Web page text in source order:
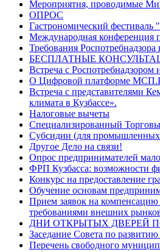
Мероприятия, проводимые
ОПРОС
Гастрономический
Международная
Требования
БЕСПЛАТНЫЕ
Встреча с
О Цифровой платформе
Встреча с представителями
климата в Кузбассе».
Налоговые вычеты
Специализированный
Субсидии (для
Другое Дело на связи!
Опрос предпринимателей
ФРП Кузбасса: возможности
Конкурс на предоставление
Обучение основам
Прием заявок на
требованиями внешних
ДНИ ОТКРЫТЫХ ДВЕРЕЙ
Заседание Совета по
Перечень свободного